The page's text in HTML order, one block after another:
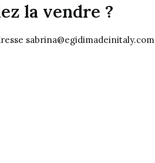
la vendre ?
sabrina@egidimadeinitaly.com